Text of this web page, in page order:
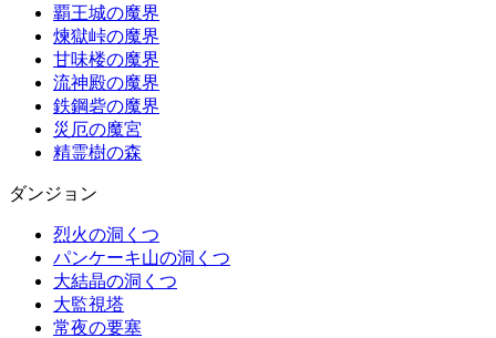
覇王城の魔界
煉獄峠の魔界
甘味楼の魔界
流神殿の魔界
鉄鋼砦の魔界
災厄の魔宮
精霊樹の森
ダンジョン
烈火の洞くつ
パンケーキ山の洞くつ
大結晶の洞くつ
大監視塔
常夜の要塞